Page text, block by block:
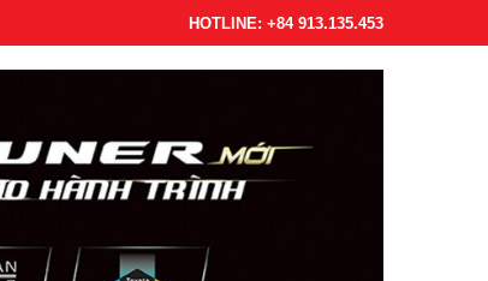
HOTLINE: +84 913.135.453